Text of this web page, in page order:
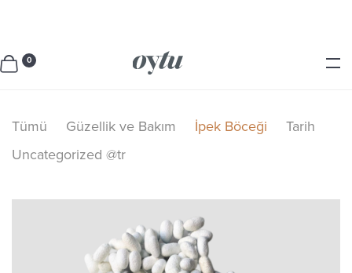
0
Tümü Güzellik ve Bakım İpek Böceği
Tarih
Uncategorized @tr